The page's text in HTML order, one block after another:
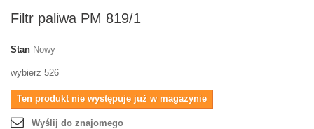
Filtr paliwa PM 819/1
Stan Nowy
wybierz 526
Ten produkt nie występuje już w magazynie
Wyślij do znajomego